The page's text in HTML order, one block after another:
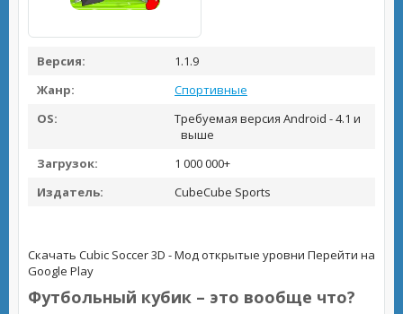
Версия:
1.1.9
Жанр:
Спортивные
OS:
Требуемая версия Android - 4.1 и
выше
Загрузок:
1 000 000+
Издатель:
CubeCube Sports
Скачать Cubic Soccer 3D - Мод открытые уровни Перейти на
Google Play
Футбольный кубик – это вообще что?